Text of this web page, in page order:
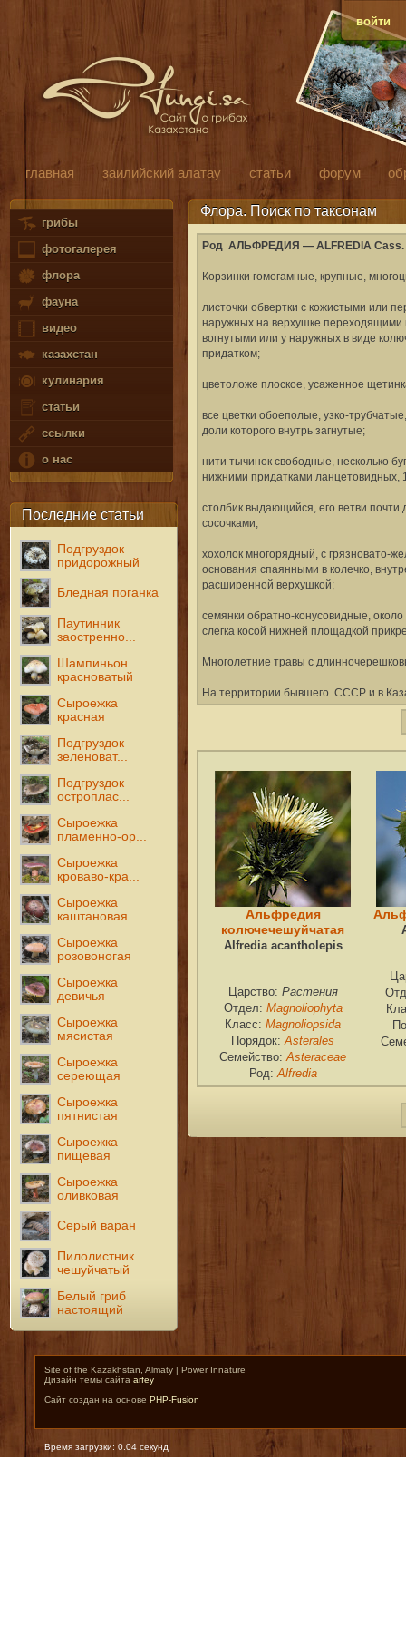
войти
главная заилийский алатау статьи форум
грибы
фотогалерея
флора
фауна
видео
казахстан
кулинария
статьи
ссылки
о нас
Последние статьи
Подгруздок
придорожный
Бледная поганка
Паутинник
заостренно...
Шампиньон
красноватый
Сыроежка
красная
Подгруздок
зеленоват...
Подгруздок
остроплас...
Сыроежка
пламенно-ор...
Сыроежка
кроваво-кра...
Сыроежка
каштановая
Сыроежка
розовоногая
Сыроежка
девичья
Сыроежка
мясистая
Сыроежка
сереющая
Сыроежка
пятнистая
Сыроежка
пищевая
Сыроежка
оливковая
Серый варан
Пилолистник
чешуйчатый
Белый гриб
настоящий
Флора. Поиск по таксонам
Род АЛЬФРЕДИЯ — ALFREDIA Cass.
Корзинки гомогамные, крупные,
листочки обвертки с кожистыми или
наружных на верхушке переходящими
вогнутыми или у наружных в виде
придатком;
цветоложе плоское, усаженное
все цветки обоеполые, узко-
доли которого внутрь загнутые;
нити тычинок свободные, несколько
нижними придатками
столбик выдающийся, его ветви
сосочками;
хохолок многорядный, с грязновато-
основания спаянными в колечко,
расширенной верхушкой;
семянки обратно-конусовидные,
слегка косой нижней площадкой
Многолетние травы с
На территории бывшего СССР и в
Альфредия
колючечешуйчатая
Alfredia acantholepis
Царство: Растения
Отдел: Magnoliophyta
Класс: Magnoliopsida
Порядок:Asterales
Семейство:Asteraceae
Род:Alfredia
Site of the Kazakhstan, Almaty | Power Innature
Дизайн темы сайта arfey
Сайт создан на основе PHP-Fusion
Время загрузки: 0.04 секунд